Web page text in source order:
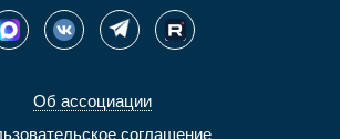
Об ассоциации
соглашение